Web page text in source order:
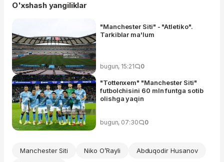
O'xshash yangiliklar
"Manchester Siti" - "Atletiko".
Tarkiblar ma'lum
bugun, 15:21 0
"Tottenxem" "Manchester Siti"
futbolchisini 60 mln funtga sotib
olishga yaqin
bugun, 07:30 0
Manchester Siti Niko O’Rayli
Abduqodir Husanov